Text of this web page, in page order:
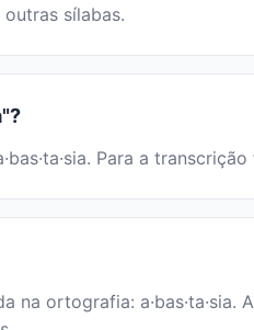
sílabas.
Para a
na ortografia: